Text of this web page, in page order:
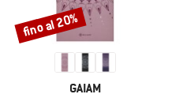
MARCHIO
GAIAM
Sconto
fino al 20%